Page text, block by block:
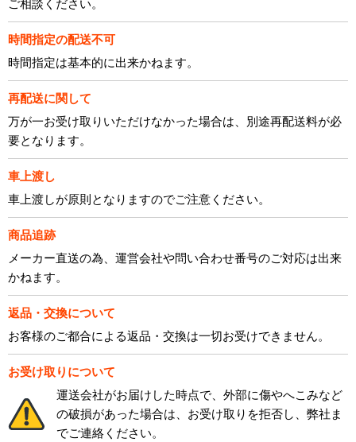
ご相談ください。
時間指定の配送不可
時間指定は基本的に出来かねます。
再配送に関して
万が一お受け取りいただけなかった場合は、別途再配送料が必
要となります。
車上渡し
車上渡しが原則となりますのでご注意ください。
商品追跡
メーカー直送の為、運営会社や問い合わせ番号のご対応は出来
かねます。
返品・交換について
お客様のご都合による返品・交換は一切お受けできません。
お受け取りについて
運送会社がお届けした時点で、外部に傷やへこみなど
の破損があった場合は、お受け取りを拒否し、弊社ま
でご連絡ください。